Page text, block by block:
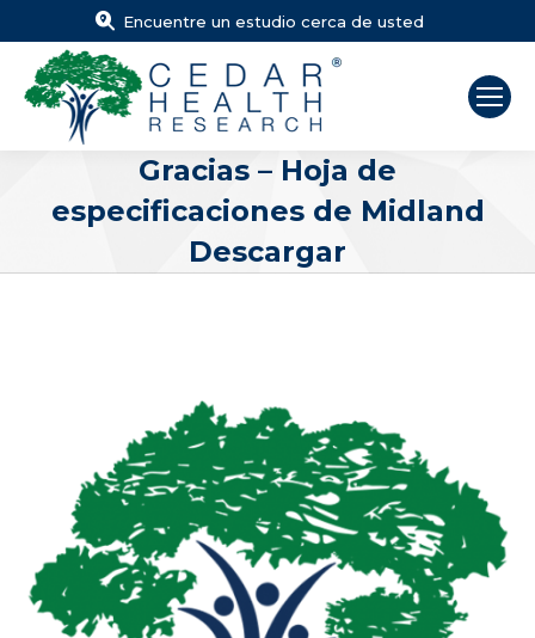
Encuentre un estudio cerca de usted
Gracias – Hoja de
especificaciones de Midland
Descargar